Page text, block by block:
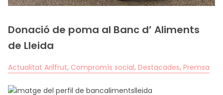
CA ES EN FR
Donació de poma al Banc d’ Aliments
de Lleida
Actualitat Arilfrut, Compromís social, Destacades, Premsa